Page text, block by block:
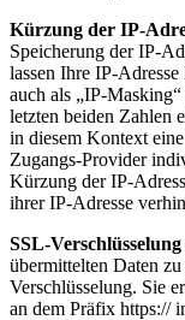
Kürzung der IP-
Speicherung der IP-
lassen Ihre IP-
auch als „IP-
letzten beiden Zahlen
in diesem Kontext
Zugangs-Provider
Kürzung der IP-
ihrer IP-Adresse
SSL-
übermittelten Daten
Verschlüsselung. Sie
an dem Präfix https://